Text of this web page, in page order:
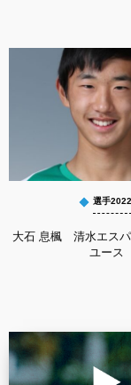
選手2022
大石 息楓 清水エス
ユース